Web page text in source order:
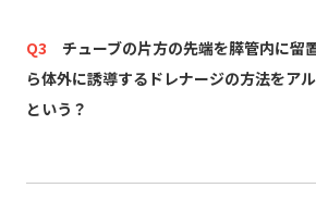
Q3 チューブの片方の先端を膵管内に留
ら体外に誘導するドレナージの方法をア
という？